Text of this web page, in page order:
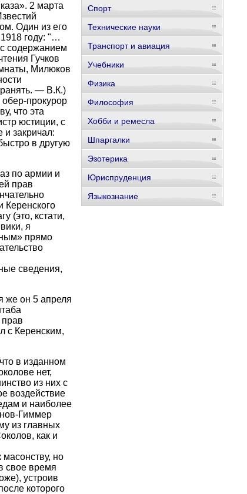
2 марта
Один из его
году: "…
содержанием
Гучков
Милюков
— В.К.)
прокурор
что эта
юстиции, с
закричал:
в другую
по армии и
прав
Керенского
(это, кстати,
я
прямо
сведения,
же он 5 апреля
с Керенским,
в изданном
нет,
из них с
воздействие
и наиболее
Гиммер
из главных
как и
но
свое время
устроив
которого
Спорт
Технические науки
Транспорт и авиация
Учебники
Физика
Философия
Хобби и ремесла
Шпаргалки
Эзотерика
Юриспруденция
Языкознание